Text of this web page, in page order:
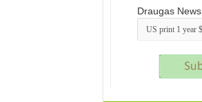
Draugas News